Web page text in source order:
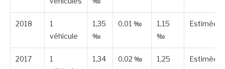
2018
1
véhicule
1,35
‰
0,01 ‰
1,15
‰
Estimée
2017
1
1,34
0,02 ‰
1,25
Estimée